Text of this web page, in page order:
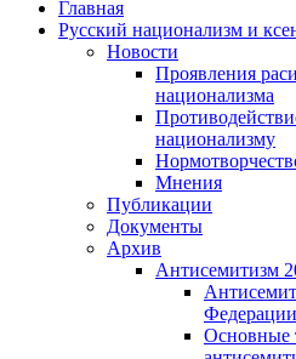
Главная
Русский национализм и
Новости
Проявления
национализма
национализму
Мнения
Публикации
Документы
Архив
Антисемитизм
Федерации
Основные